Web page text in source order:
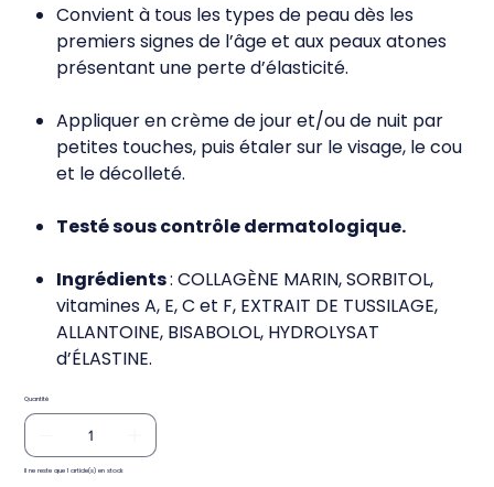
Convient à tous les types de peau dès les
premiers signes de l’âge et aux peaux atones
présentant une perte d’élasticité.
Appliquer en crème de jour et/ou de nuit par
petites touches, puis étaler sur le visage, le cou
et le décolleté.
Testé sous contrôle dermatologique.
Ingrédients: COLLAGÈNE MARIN, SORBITOL,
vitamines A, E, C et F, EXTRAIT DE TUSSILAGE,
ALLANTOINE, BISABOLOL, HYDROLYSAT
d’ÉLASTINE.
Quantité
Il ne reste que 1 article(s) en stock